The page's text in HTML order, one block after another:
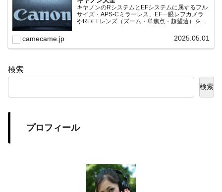
キヤノンのRシステムとEFシステムに属するフル
サイズ・APS-Cミラーレス、EF一眼レフカメラ
やRF/EFレンズ（ズーム・単焦点・超望遠）をカ
常に機種の内部リンク設計で回遊性向上と快適表
camecame.jp 2025.05.01
検索
検索
プロフィール